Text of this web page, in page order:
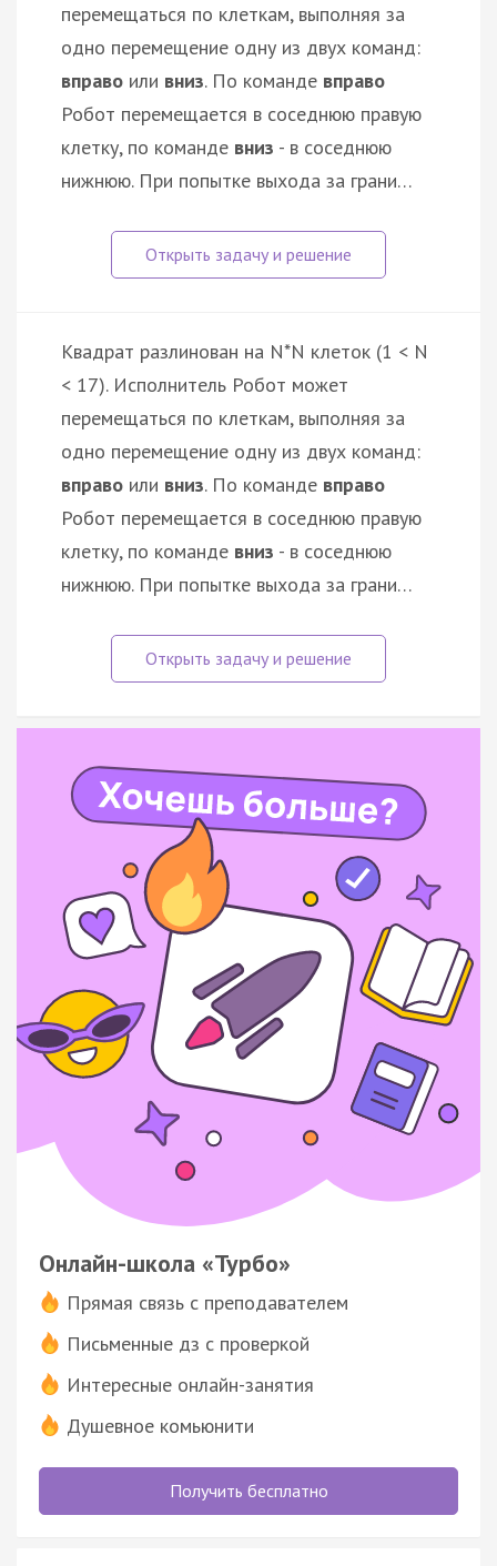
перемещаться по клеткам, выполняя за
одно перемещение одну из двух команд:
вправо или вниз. По команде вправо
Робот перемещается в соседнюю правую
клетку, по команде вниз - в соседнюю
нижнюю. При попытке выхода за грани…
Квадрат разлинован на N*N клеток (1 < N
< 17). Исполнитель Робот может
перемещаться по клеткам, выполняя за
одно перемещение одну из двух команд:
вправо или вниз. По команде вправо
Робот перемещается в соседнюю правую
клетку, по команде вниз - в соседнюю
нижнюю. При попытке выхода за грани…
Онлайн-школа «Турбо»
Прямая связь с преподавателем
Письменные дз с проверкой
Интересные онлайн-занятия
Душевное комьюнити
Получить бесплатно